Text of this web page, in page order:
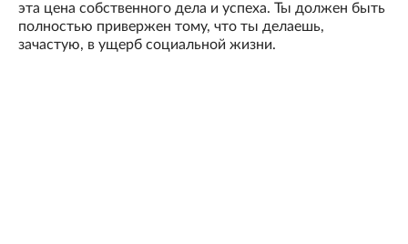
эта цена собственного дела и успеха. Ты должен быть
полностью привержен тому, что ты делаешь,
зачастую, в ущерб социальной жизни.